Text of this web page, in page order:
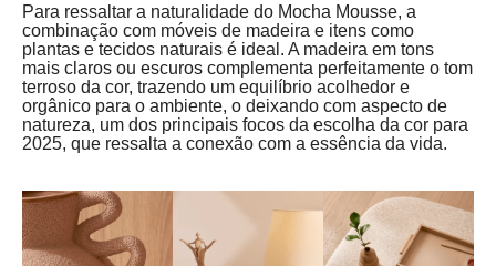
Para ressaltar a naturalidade do Mocha Mousse, a
combinação com móveis de madeira e itens como
plantas e tecidos naturais é ideal. A madeira em tons
mais claros ou escuros complementa perfeitamente o tom
terroso da cor, trazendo um equilíbrio acolhedor e
orgânico para o ambiente, o deixando com aspecto de
natureza, um dos principais focos da escolha da cor para
2025, que ressalta a conexão com a essência da vida.